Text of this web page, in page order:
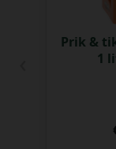
Prik &
1